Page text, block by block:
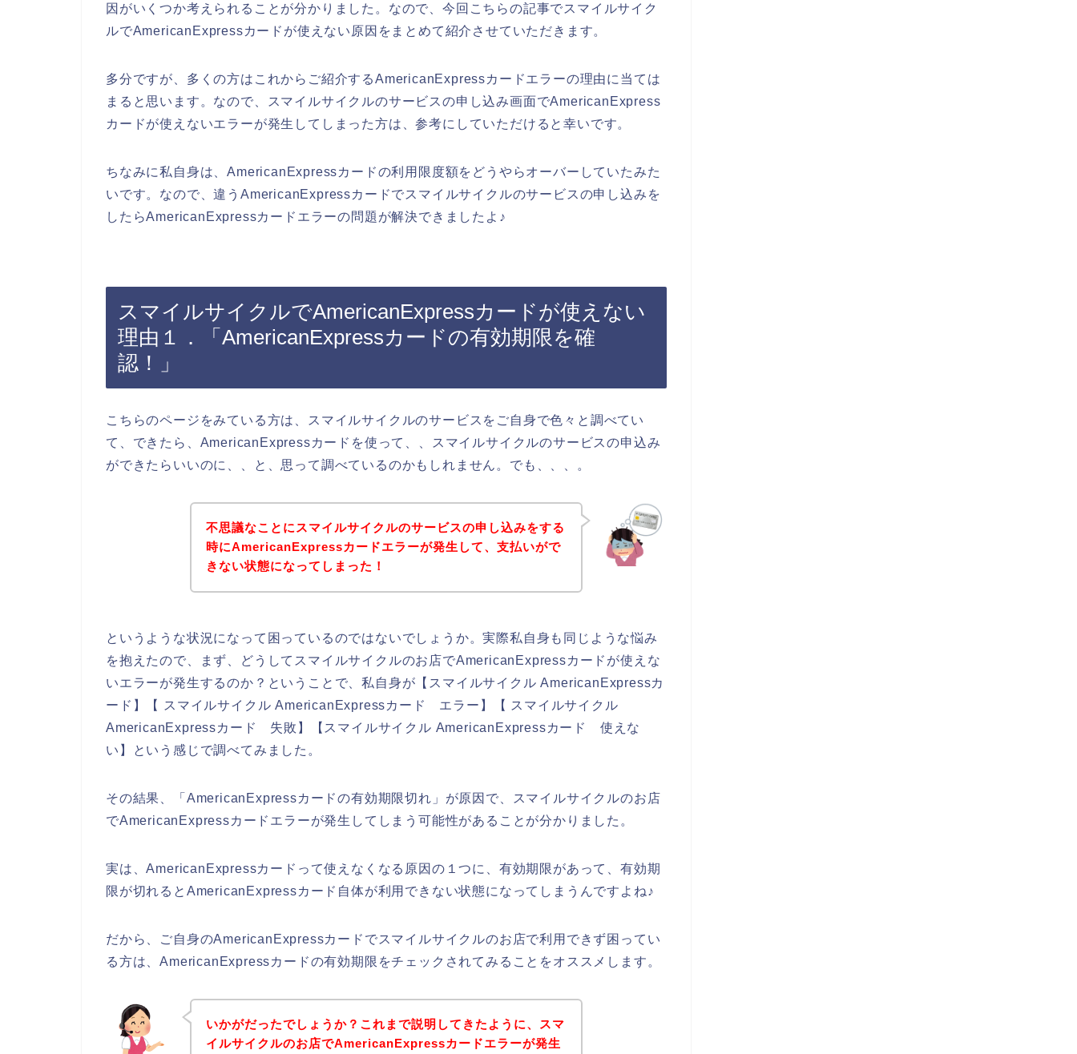
因がいくつか考えられることが分かりました。なので、今回こちらの記事でスマイルサイク
ルでAmericanExpressカードが使えない原因をまとめて紹介させていただきます。
多分ですが、多くの方はこれからご紹介するAmericanExpressカードエラーの理由に当ては
まると思います。なので、スマイルサイクルのサービスの申し込み画面でAmericanExpress
カードが使えないエラーが発生してしまった方は、参考にしていただけると幸いです。
ちなみに私自身は、AmericanExpressカードの利用限度額をどうやらオーバーしていたみた
いです。なので、違うAmericanExpressカードでスマイルサイクルのサービスの申し込みを
したらAmericanExpressカードエラーの問題が解決できましたよ♪
スマイルサイクルでAmericanExpressカードが使えない
理由１．「AmericanExpressカードの有効期限を確
認！」
こちらのページをみている方は、スマイルサイクルのサービスをご自身で色々と調べてい
て、できたら、AmericanExpressカードを使って、、スマイルサイクルのサービスの申込み
ができたらいいのに、、と、思って調べているのかもしれません。でも、、、。
不思議なことにスマイルサイクルのサービスの申し込みをする
時にAmericanExpressカードエラーが発生して、支払いがで
きない状態になってしまった！
というような状況になって困っているのではないでしょうか。実際私自身も同じような悩み
を抱えたので、まず、どうしてスマイルサイクルのお店でAmericanExpressカードが使えな
いエラーが発生するのか？ということで、私自身が【スマイルサイクル AmericanExpressカ
ード】【 スマイルサイクル AmericanExpressカード エラー】【 スマイルサイクル
AmericanExpressカード 失敗】【スマイルサイクル AmericanExpressカード 使えな
い】という感じで調べてみました。
その結果、「AmericanExpressカードの有効期限切れ」が原因で、スマイルサイクルのお店
でAmericanExpressカードエラーが発生してしまう可能性があることが分かりました。
実は、AmericanExpressカードって使えなくなる原因の１つに、有効期限があって、有効期
限が切れるとAmericanExpressカード自体が利用できない状態になってしまうんですよね♪
だから、ご自身のAmericanExpressカードでスマイルサイクルのお店で利用できず困ってい
る方は、AmericanExpressカードの有効期限をチェックされてみることをオススメします。
いかがだったでしょうか？これまで説明してきたように、スマ
イルサイクルのお店でAmericanExpressカードエラーが発生